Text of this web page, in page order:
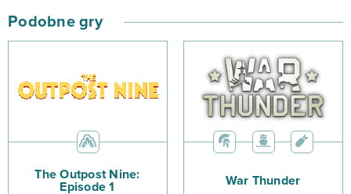
Podobne gry
The Outpost Nine:
Episode 1
War Thunder